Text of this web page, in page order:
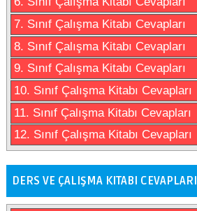
7. Sınıf Çalışma Kitabı Cevapları
8. Sınıf Çalışma Kitabı Cevapları
9. Sınıf Çalışma Kitabı Cevapları
10. Sınıf Çalışma Kitabı Cevapları
11. Sınıf Çalışma Kitabı Cevapları
12. Sınıf Çalışma Kitabı Cevapları
DERS VE ÇALIŞMA KITABI CEVAPLARI